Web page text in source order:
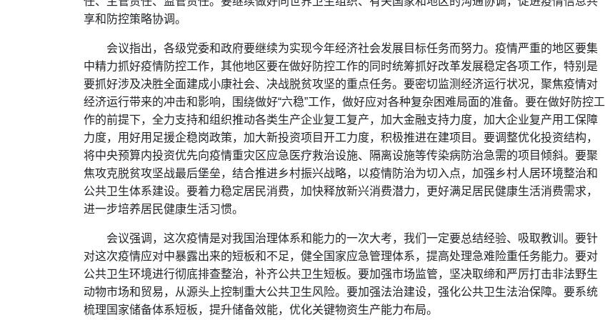
享和防控策略协调。
会议指出，各级党委和政府要继续为实现今年经济社会发展目标任务而努力。疫情严重的地区要集
中精力抓好疫情防控工作，其他地区要在做好防控工作的同时统筹抓好改革发展稳定各项工作，特别是
要抓好涉及决胜全面建成小康社会、决战脱贫攻坚的重点任务。要密切监测经济运行状况，聚焦疫情对
经济运行带来的冲击和影响，围绕做好“六稳”工作，做好应对各种复杂困难局面的准备。要在做好防控工
作的前提下，全力支持和组织推动各类生产企业复工复产，加大金融支持力度，加大企业复产用工保障
力度，用好用足援企稳岗政策，加大新投资项目开工力度，积极推进在建项目。要调整优化投资结构，
将中央预算内投资优先向疫情重灾区应急医疗救治设施、隔离设施等传染病防治急需的项目倾斜。要聚
焦攻克脱贫攻坚战最后堡垒，结合推进乡村振兴战略，以疫情防治为切入点，加强乡村人居环境整治和
公共卫生体系建设。要着力稳定居民消费，加快释放新兴消费潜力，更好满足居民健康生活消费需求，
进一步培养居民健康生活习惯。
会议强调，这次疫情是对我国治理体系和能力的一次大考，我们一定要总结经验、吸取教训。要针
对这次疫情应对中暴露出来的短板和不足，健全国家应急管理体系，提高处理急难险重任务能力。要对
公共卫生环境进行彻底排查整治，补齐公共卫生短板。要加强市场监管，坚决取缔和严厉打击非法野生
动物市场和贸易，从源头上控制重大公共卫生风险。要加强法治建设，强化公共卫生法治保障。要系统
梳理国家储备体系短板，提升储备效能，优化关键物资生产能力布局。